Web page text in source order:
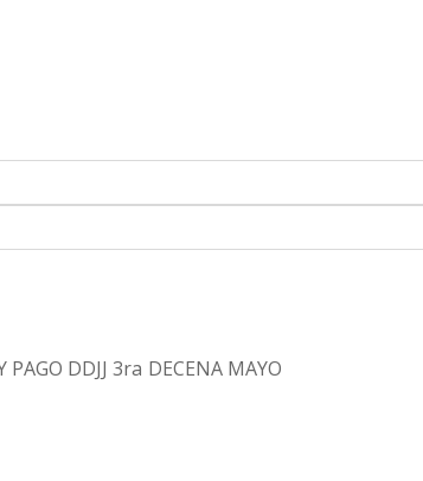
DDJJ 3ra DECENA MAYO